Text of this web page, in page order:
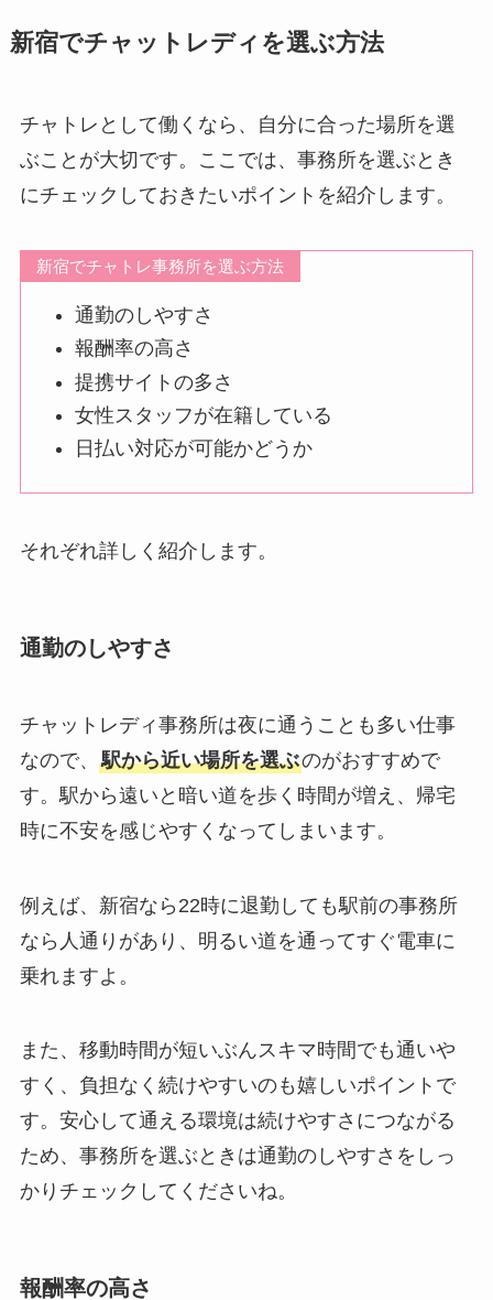
新宿でチャットレディを選ぶ方法
チャトレとして働くなら、自分に合った場所を選
ぶことが大切です。ここでは、事務所を選ぶとき
にチェックしておきたいポイントを紹介します。
新宿でチャトレ事務所を選ぶ方法
通勤のしやすさ
報酬率の高さ
提携サイトの多さ
女性スタッフが在籍している
日払い対応が可能かどうか
それぞれ詳しく紹介します。
通勤のしやすさ
チャットレディ事務所は夜に通うことも多い仕事
なので、 駅から近い場所を選ぶのがおすすめで
す。駅から遠いと暗い道を歩く時間が増え、帰宅
時に不安を感じやすくなってしまいます。
例えば、新宿なら22時に退勤しても駅前の事務所
なら人通りがあり、明るい道を通ってすぐ電車に
乗れますよ。
また、移動時間が短いぶんスキマ時間でも通いや
すく、負担なく続けやすいのも嬉しいポイントで
す。安心して通える環境は続けやすさにつながる
ため、事務所を選ぶときは通勤のしやすさをしっ
かりチェックしてくださいね。
報酬率の高さ